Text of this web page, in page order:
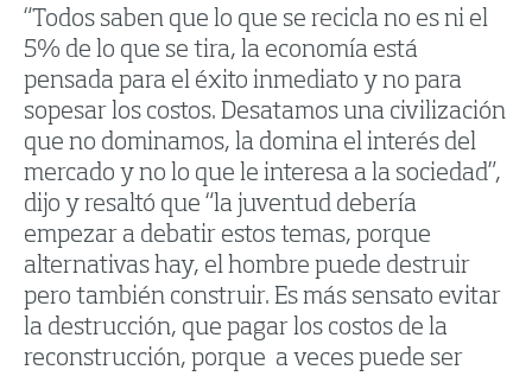
“Todos saben que lo que se recicla no es ni el
5% de lo que se tira, la economía está
pensada para el éxito inmediato y no para
sopesar los costos. Desatamos una civilización
que no dominamos, la domina el interés del
mercado y no lo que le interesa a la sociedad”,
dijo y resaltó que “la juventud debería
empezar a debatir estos temas, porque
alternativas hay, el hombre puede destruir
pero también construir. Es más sensato evitar
la destrucción, que pagar los costos de la
reconstrucción, porque a veces puede ser